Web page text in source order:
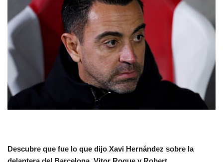
Descubre que fue lo que dijo Xavi Hernández sobre la